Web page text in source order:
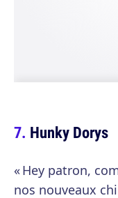
Hunky Dorys
« Hey patron,
nos nouveaux